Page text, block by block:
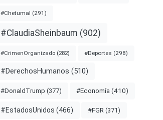
#Chetumal (291)
#ClaudiaSheinbaum (902)
#CrimenOrganizado(282) #Deportes (298)
#DerechosHumanos (510)
#DonaldTrump (377) #Economía (410)
#EstadosUnidos (466) #FGR (371)